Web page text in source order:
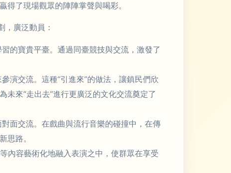
了現場觀眾的陣陣掌聲與喝彩。
，廣泛動員：
的寶貴平臺。通過同臺競技與交流，激發了
演交流。這種“引進來”的做法，讓鎮民們欣
來“走出去”進行更廣泛的文化交流奠定了
面交流。在戲曲與流行音樂的碰撞中，在傳
思路。
內容藝術化地融入表演之中，使群眾在享受